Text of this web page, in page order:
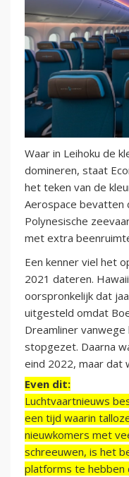
Waar in Leihoku de
domineren, staat
het teken van de
Aerospace bevatten
Polynesische
met extra
Een kenner viel het
2021 dateren.
oorspronkelijk dat
uitgesteld omdat
Dreamliner
stopgezet. Daarna
eind 2022, maar dat
Even dit:
Luchtvaartnieuws
een tijd waarin
nieuwkomers met
schreeuwen, is het
platforms te hebben